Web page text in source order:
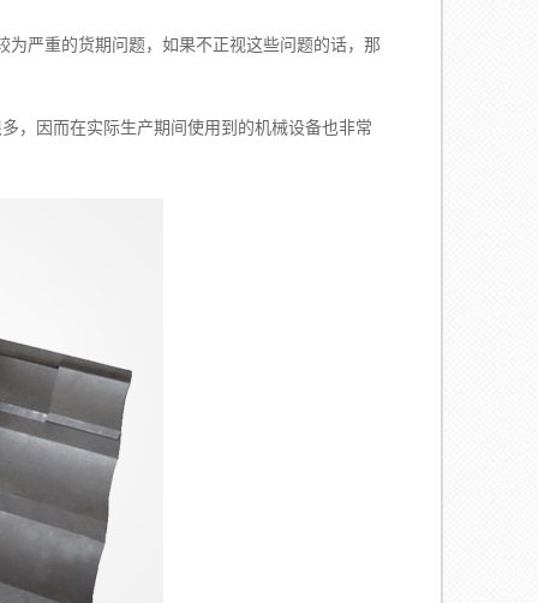
严重的货期问题，如果不正视这些问题的话，那
因而在实际生产期间使用到的机械设备也非常